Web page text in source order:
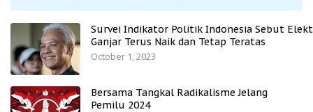
Survei Indikator Politik Indonesia Sebut
Ganjar Terus Naik dan Tetap Teratas
October 1, 2023
Bersama Tangkal Radikalisme Jelang
Pemilu 2024